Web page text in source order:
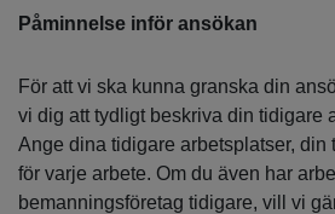
Påminnelse inför ansökan
För att vi ska kunna granska din
vi dig att tydligt beskriva din tidigare
Ange dina tidigare arbetsplatser, din
för varje arbete. Om du även har
bemanningsföretag tidigare, vill vi